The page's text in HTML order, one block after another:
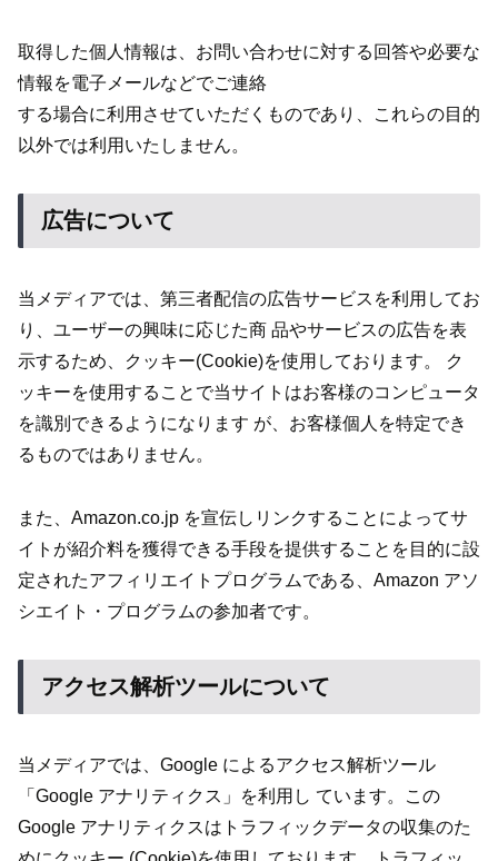
取得した個人情報は、お問い合わせに対する回答や必要な
情報を電子メールなどでご連絡
する場合に利用させていただくものであり、これらの目的
以外では利用いたしません。
広告について
当メディアでは、第三者配信の広告サービスを利用してお
り、ユーザーの興味に応じた商 品やサービスの広告を表
示するため、クッキー(Cookie)を使用しております。 ク
ッキーを使用することで当サイトはお客様のコンピュータ
を識別できるようになります が、お客様個人を特定でき
るものではありません。
また、Amazon.co.jp を宣伝しリンクすることによってサ
イトが紹介料を獲得できる手段を提供することを目的に設
定されたアフィリエイトプログラムである、Amazon アソ
シエイト・プログラムの参加者です。
アクセス解析ツールについて
当メディアでは、Google によるアクセス解析ツール
「Google アナリティクス」を利用し ています。この
Google アナリティクスはトラフィックデータの収集のた